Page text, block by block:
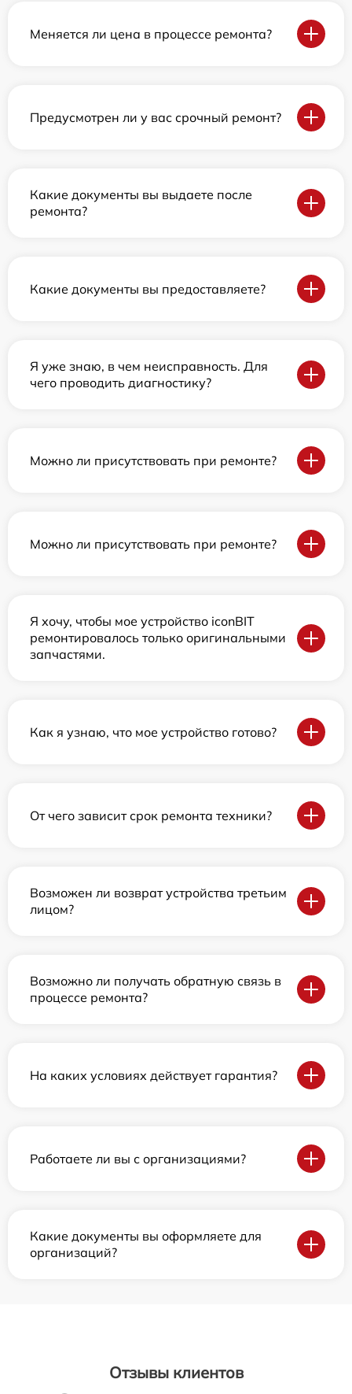
Меняется ли цена в процессе ремонта?
Предусмотрен ли у вас срочный ремонт?
Какие документы вы выдаете после
ремонта?
Какие документы вы предоставляете?
Я уже знаю, в чем неисправность. Для
чего проводить диагностику?
Можно ли присутствовать при ремонте?
Можно ли присутствовать при ремонте?
Я хочу, чтобы мое устройство iconBIT
ремонтировалось только оригинальными
запчастями.
Как я узнаю, что мое устройство готово?
От чего зависит срок ремонта техники?
Возможен ли возврат устройства третьим
лицом?
Возможно ли получать обратную связь в
процессе ремонта?
На каких условиях действует гарантия?
Работаете ли вы с организациями?
Какие документы вы оформляете для
организаций?
Отзывы клиентов